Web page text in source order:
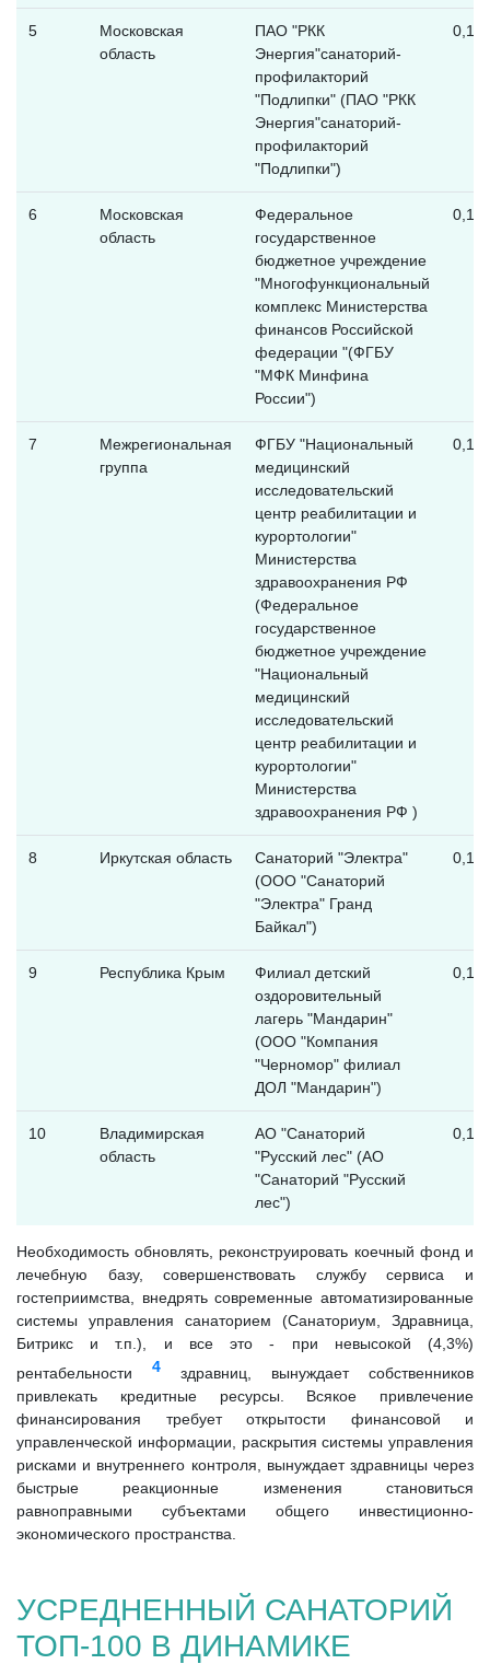
5
Московская
область
ПАО "РКК
Энергия"санаторий-
профилакторий
"Подлипки" (ПАО "РКК
Энергия"санаторий-
профилакторий
"Подлипки")
6
Московская
область
Федеральное
государственное
бюджетное учреждение
"Многофункциональный
комплекс Министерства
финансов Российской
федерации "(ФГБУ
"МФК Минфина
России")
7
Межрегиональная
группа
ФГБУ "Национальный
медицинский
исследовательский
центр реабилитации и
курортологии"
Министерства
здравоохранения РФ
(Федеральное
государственное
бюджетное учреждение
"Национальный
медицинский
исследовательский
центр реабилитации и
курортологии"
Министерства
здравоохранения РФ )
8 Иркутская область
Санаторий "Электра"
(ООО "Санаторий
"Электра" Гранд
Байкал")
9 Республика Крым
Филиал детский
оздоровительный
лагерь "Мандарин"
(ООО "Компания
"Черномор" филиал
ДОЛ "Мандарин")
10
Владимирская
область
АО "Санаторий
"Русский лес" (АО
"Санаторий "Русский
лес")
Необходимость обновлять, реконструировать коечный фонд и
лечебную базу, совершенствовать службу сервиса и
гостеприимства, внедрять современные автоматизированные
системы управления санаторием (Санаториум, Здравница,
Битрикс и т.п.), и все это - при невысокой (4,3%)
рентабельности
4 здравниц, вынуждает собственников
привлекать кредитные ресурсы. Всякое привлечение
финансирования требует открытости финансовой и
управленческой информации, раскрытия системы управления
рисками и внутреннего контроля, вынуждает здравницы через
быстрые реакционные изменения становиться
равноправными субъектами общего инвестиционно-
экономического пространства.
УСРЕДНЕННЫЙ САНАТОРИЙ
ТОП-100 В ДИНАМИКЕ